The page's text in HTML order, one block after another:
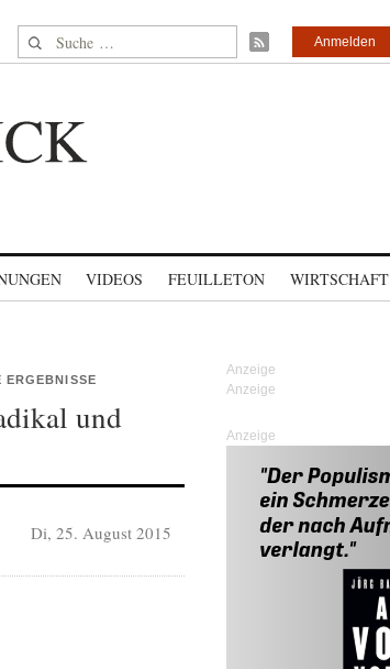
Suche nach: Anmelden
VIDEOS FEUILLETON WIRTSCHAFT
und
Di, 25. August 2015
Anzeige